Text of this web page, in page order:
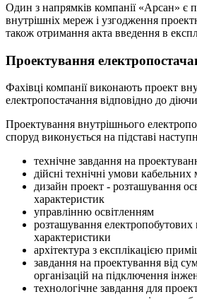
Один з напрямків компанії «Арсан» є
внутрішніх мереж і узгодження
також отримання акта введення в
Проектування
Фахівці компанії виконають проект
електропостачання відповідно до
Проектування внутрішнього
споруд виконується на підставі
технічне завдання на
дійсні технічні умови
дизайн проект - розташування
характеристик
управлінню освітленням
розташування електропобутових
характеристики
архітектура з експлікацією
завдання на проектування від
організацій на підключення
технологічне завдання для